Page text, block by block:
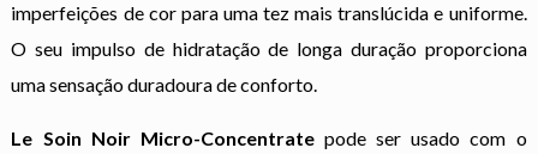
imperfeições de cor para uma tez mais translúcida e uniforme.
O seu impulso de hidratação de longa duração proporciona
uma sensação duradoura de conforto.
Le Soin Noir Micro-Concentratepode ser usado com o